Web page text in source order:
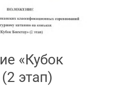
«Кубок
этап)